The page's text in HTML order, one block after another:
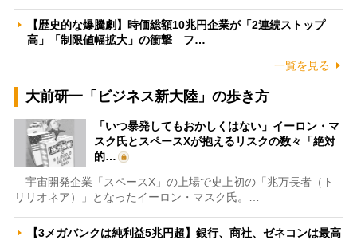
【歴史的な爆騰劇】時価総額10兆円企業が「2連続ストップ
高」「制限値幅拡大」の衝撃 フ…
一覧を見る
大前研一「ビジネス新大陸」の歩き方
「いつ暴発してもおかしくはない」イーロン・マ
スク氏とスペースXが抱えるリスクの数々「絶対
的…
宇宙開発企業「スペースX」の上場で史上初の「兆万長者（ト
リリオネア）」となったイーロン・マスク氏。…
【3メガバンクは純利益5兆円超】銀行、商社、ゼネコンは最高